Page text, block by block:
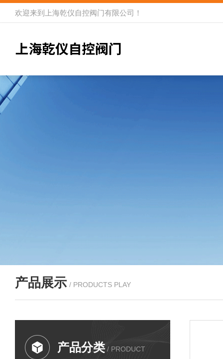
欢迎来到 上海乾仪自控阀门有限公司 ！
产品展示 / PRODUCTS PLAY
产品分类 / PRODUCT